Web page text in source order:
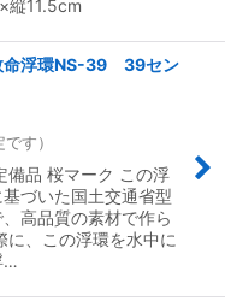
縦11.5cm
命浮環NS-39 39セン
す）
備品 桜マーク この浮
づいた国土交通省型
高品質の素材で作ら
に、この浮環を水中に
…